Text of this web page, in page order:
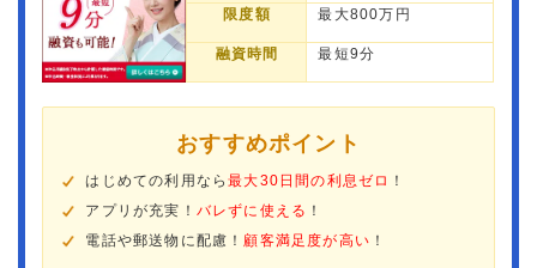
限度額 最大800万円
融資時間 最短9分
おすすめポイント
はじめての利用なら最大30日間の利息ゼロ ！
アプリが充実！ バレずに使える ！
電話や郵送物に配慮！顧客満足度が高い ！